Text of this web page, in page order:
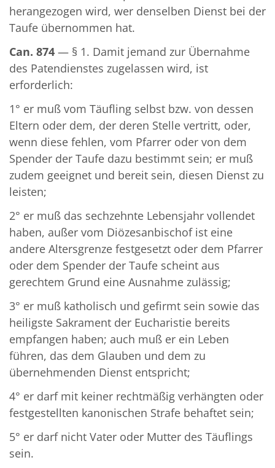
herangezogen wird, wer denselben Dienst bei der
Taufe übernommen hat.
Can. 874 — § 1. Damit jemand zur Übernahme
des Patendienstes zugelassen wird, ist
erforderlich:
1° er muß vom Täufling selbst bzw. von dessen
Eltern oder dem, der deren Stelle vertritt, oder,
wenn diese fehlen, vom Pfarrer oder von dem
Spender der Taufe dazu bestimmt sein; er muß
zudem geeignet und bereit sein, diesen Dienst zu
leisten;
2° er muß das sechzehnte Lebensjahr vollendet
haben, außer vom Diözesanbischof ist eine
andere Altersgrenze festgesetzt oder dem Pfarrer
oder dem Spender der Taufe scheint aus
gerechtem Grund eine Ausnahme zulässig;
3° er muß katholisch und gefirmt sein sowie das
heiligste Sakrament der Eucharistie bereits
empfangen haben; auch muß er ein Leben
führen, das dem Glauben und dem zu
übernehmenden Dienst entspricht;
4° er darf mit keiner rechtmäßig verhängten oder
festgestellten kanonischen Strafe behaftet sein;
5° er darf nicht Vater oder Mutter des Täuflings
sein.